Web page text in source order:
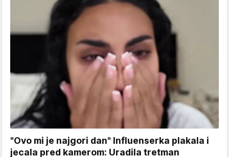
"Ovo mi je najgori dan" Influenserka plakala i
jecala pred kamerom: Uradila tretman